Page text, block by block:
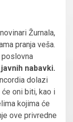
Žurnala,
pranja veša.
poslovna
nabavki.
dolazi
oni biti, kao i
kojima će
ove privredne